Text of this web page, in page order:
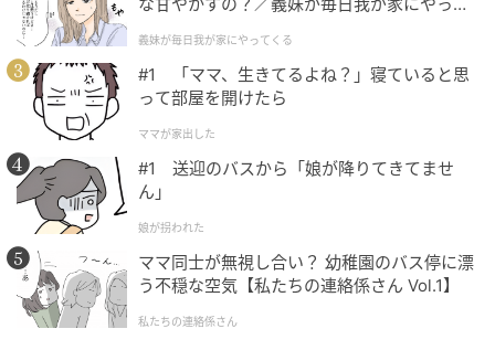
品はたちまち大きな反響を呼びました。
バンド「SEKAI NO OWARI」のボーカル Fukaseさん
をはじめ、多くの著名人がSNSでこぞって絶賛。
AmazonレビューやSNS上で瞬く間に口コミが広が
り、累計500万PVを記録しています。
映画化にあたっては、『
日 』で知られる
た。主人公のサトシ役に安田顕さん、母・明子役に倍
賞美津子さんを迎え、さらに松下奈緒さん、村上淳さ
ん、石橋蓮司さんといった実力派俳優たちが顔をそろ
が】
義妹が毎日我が家にやってくる
#1 「ママ、生きてるよね？」寝ていると思
って部屋を開けたら
ママが家出した
#1 送迎のバスから「娘が降りてきてませ
ん」
娘が拐われた
ママ同士が無視し合い？ 幼稚園のバス停に漂
う不穏な空気【私たちの連絡係さん Vol.1】
私たちの連絡係さん